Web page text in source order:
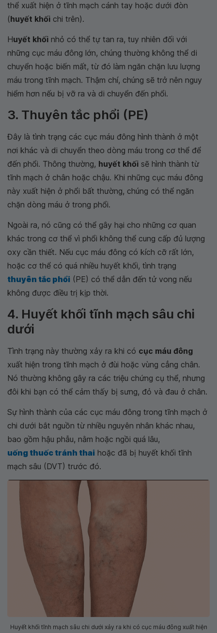
thể xuất hiện ở tĩnh mạch cánh tay hoặc dưới đòn
(huyết khối chi trên).
Huyết khối nhỏ có thể tự tan ra, tuy nhiên đối với
những cục máu đông lớn, chúng thường không thể di
chuyển hoặc biến mất, từ đó làm ngăn chặn lưu lượng
máu trong tĩnh mạch. Thậm chí, chúng sẽ trở nên nguy
hiểm hơn nếu bị vỡ ra và di chuyển đến phổi.
3. Thuyên tắc phổi (PE)
Đây là tình trạng các cục máu đông hình thành ở một
nơi khác và di chuyển theo dòng máu trong cơ thể để
đến phổi. Thông thường, huyết khối sẽ hình thành từ
tĩnh mạch ở chân hoặc chậu. Khi những cục máu đông
này xuất hiện ở phổi bất thường, chúng có thể ngăn
chặn dòng máu ở trong phổi.
Ngoài ra, nó cũng có thể gây hại cho những cơ quan
khác trong cơ thể vì phổi không thể cung cấp đủ lượng
oxy cần thiết. Nếu cục máu đông có kích cỡ rất lớn,
hoặc cơ thể có quá nhiều huyết khối, tình trạng
thuyên tắc phổi (PE) có thể dẫn đến tử vong nếu
không được điều trị kịp thời.
4. Huyết khối tĩnh mạch sâu chi
dưới
Tình trạng này thường xảy ra khi có cục máu đông
xuất hiện trong tĩnh mạch ở đùi hoặc vùng cẳng chân.
Nó thường không gây ra các triệu chứng cụ thể, nhưng
đôi khi bạn có thể cảm thấy bị sưng, đỏ và đau ở chân.
Sự hình thành của các cục máu đông trong tĩnh mạch ở
chi dưới bắt nguồn từ nhiều nguyên nhân khác nhau,
bao gồm hậu phẫu, nằm hoặc ngồi quá lâu,
uống thuốc tránh thai hoặc đã bị huyết khối tĩnh
mạch sâu (DVT) trước đó.
Huyết khối tĩnh mạch sâu chi dưới xảy ra khi có cục máu đông xuất hiện